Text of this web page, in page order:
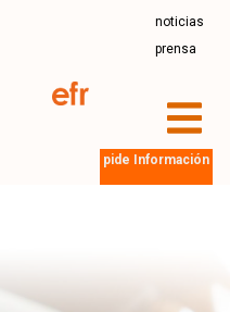
noticias
prensa
pide Información